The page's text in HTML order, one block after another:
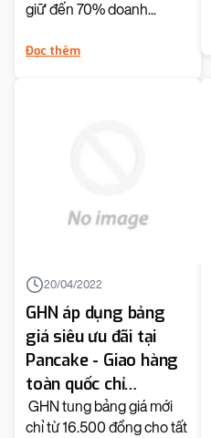
giữ' đến 70% doanh...
Đọc thêm
20/04/2022
GHN áp dụng bảng
giá siêu ưu đãi tại
Pancake - Giao hàng
toàn quốc chỉ
26.000đ
GHN tung bảng giá mới
chỉ từ 16.500 đồng cho tất